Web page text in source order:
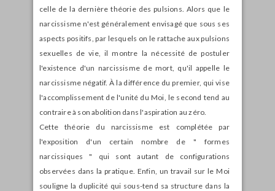
celle de la dernière théorie des pulsions. Alors que le
narcissisme n'est généralement envisagé que sous ses
aspects positifs, par lesquels on le rattache aux pulsions
sexuelles de vie, il montre la nécessité de postuler
l'existence d'un narcissisme de mort, qu'il appelle le
narcissisme négatif. À la différence du premier, qui vise
l'accomplissement de l'unité du Moi, le second tend au
contraire à son abolition dans l'aspiration au zéro.
Cette théorie du narcissisme est complétée par
l'exposition d'un certain nombre de " formes
narcissiques " qui sont autant de configurations
observées dans la pratique. Enfin, un travail sur le Moi
souligne la duplicité qui sous-tend sa structure dans la